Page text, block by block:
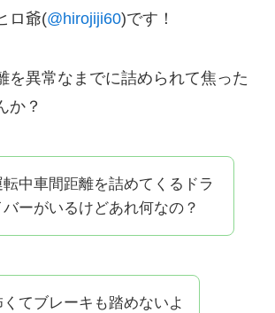
ロ爺(@hirojiji60)です！
を異常なまでに詰められて焦った
か？
転中車間距離を詰めてくるドラ
バーがいるけどあれ何なの？
くてブレーキも踏めないよ